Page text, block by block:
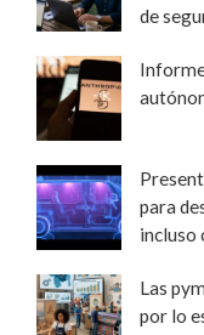
de
para
incluso
Las
por lo